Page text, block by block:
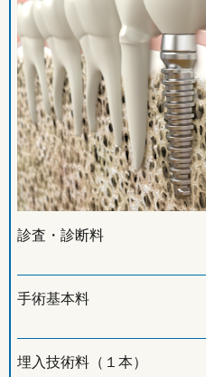
診査・診断料
手術基本料
埋入技術料（１本）